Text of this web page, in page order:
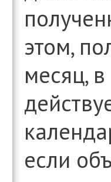
этом,
месяц,
если